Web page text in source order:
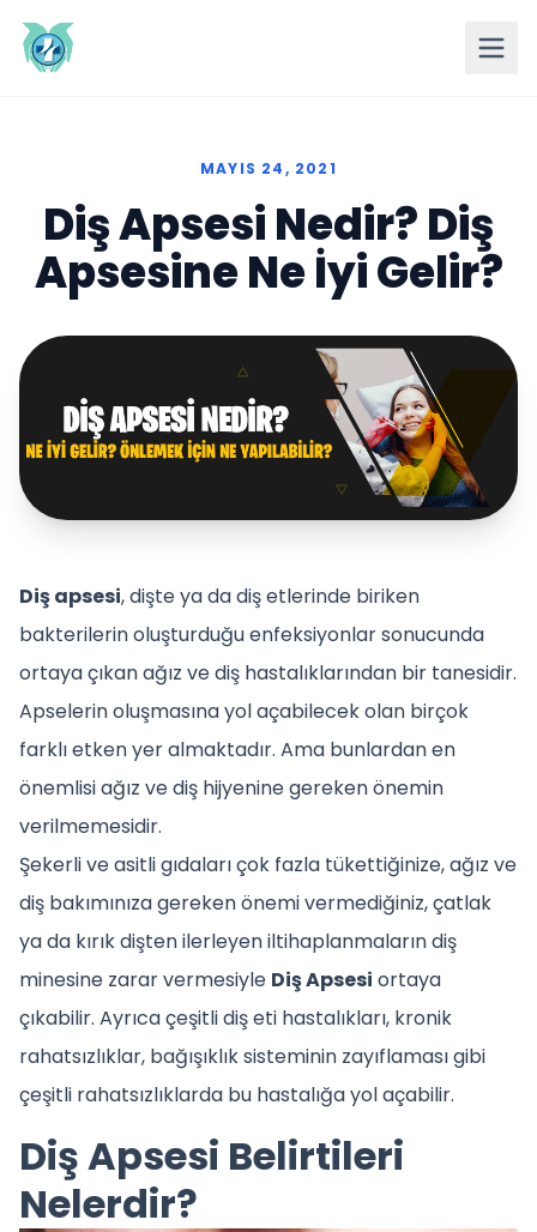
MAYIS 24, 2021
Diş Apsesi Nedir? Diş
Apsesine Ne İyi Gelir?
Diş apsesi, dişte ya da diş etlerinde biriken
bakterilerin oluşturduğu enfeksiyonlar sonucunda
ortaya çıkan ağız ve diş hastalıklarından bir tanesidir.
Apselerin oluşmasına yol açabilecek olan birçok
farklı etken yer almaktadır. Ama bunlardan en
önemlisi ağız ve diş hijyenine gereken önemin
verilmemesidir.
Şekerli ve asitli gıdaları çok fazla tükettiğinize, ağız ve
diş bakımınıza gereken önemi vermediğiniz, çatlak
ya da kırık dişten ilerleyen iltihaplanmaların diş
minesine zarar vermesiyle Diş Apsesi ortaya
çıkabilir. Ayrıca çeşitli diş eti hastalıkları, kronik
rahatsızlıklar, bağışıklık sisteminin zayıflaması gibi
çeşitli rahatsızlıklarda bu hastalığa yol açabilir.
Diş Apsesi Belirtileri
Nelerdir?